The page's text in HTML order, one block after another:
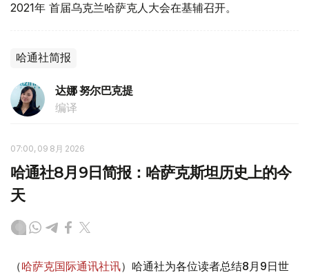
2021年 首届乌克兰哈萨克人大会在基辅召开。
哈通社简报
达娜 努尔巴克提
编译
07:00, 09 8月 2026
哈通社8月9日简报：哈萨克斯坦历史上的今
天
（哈萨克国际通讯社讯）哈通社为各位读者总结8月9日世